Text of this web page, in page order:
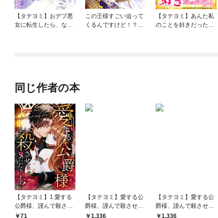
【タテヨミ】おデブ悪
女に転生したら、なぜ
この王様すごい迫って
くるんですけど！？～
【タテヨミ】あんた私
のことを好きだった
同じ作者の本
【タテヨミ】1.愛する
公爵様、謹んで殺させ
ていただきます！
71
【タテヨミ】愛する公
爵様、謹んで殺させて
いただきます！ 28～5
1,336
【タテヨミ】愛する公
爵様、謹んで殺させて
いただきます！ 1～27
1,336